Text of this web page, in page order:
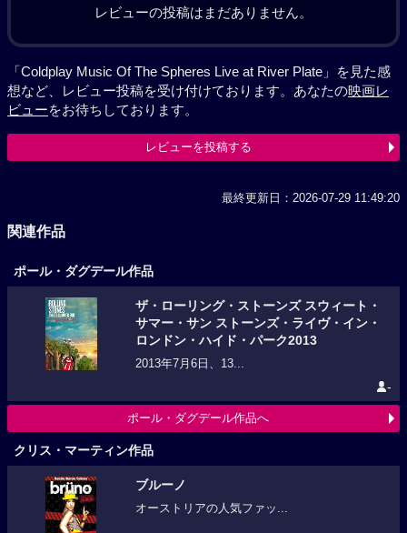
レビューの投稿はまだありません。
「Coldplay Music Of The Spheres Live at River Plate」を見た感
想など、レビュー投稿を受け付けております。あなたの映画レ
ビューをお待ちしております。
レビューを投稿する
最終更新日：2026-07-29 11:49:20
関連作品
ポール・ダグデール作品
ザ・ローリング・ストーンズ スウィート・
サマー・サン ストーンズ・ライヴ・イン・
ロンドン・ハイド・パーク2013
2013年7月6日、13...
-
ポール・ダグデール作品へ
クリス・マーティン作品
ブルーノ
オーストリアの人気ファッ...